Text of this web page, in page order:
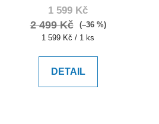
1 599 Kč
2 499 Kč
(–36 %)
Měrná
1 599 Kč / 1 ks
DETAIL